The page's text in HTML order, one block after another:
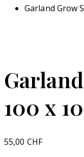
Garland Grow
100 x
55,00 CHF